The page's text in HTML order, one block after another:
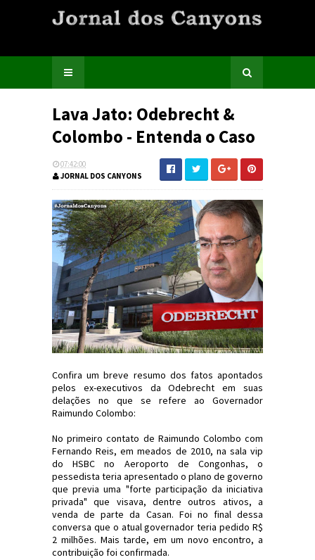
Lava Jato: Odebrecht &
Colombo - Entenda o Caso
07:42:00
JORNAL DOS CANYONS
Confira um breve resumo dos fatos apontados
pelos ex-executivos da Odebrecht em suas
delações no que se refere ao Governador
Raimundo Colombo:
No primeiro contato de Raimundo Colombo com
Fernando Reis, em meados de 2010, na sala vip
do HSBC no Aeroporto de Congonhas, o
pessedista teria apresentado o plano de governo
que previa uma "forte participação da iniciativa
privada" que visava, dentre outros ativos, a
venda de parte da Casan. Foi no final dessa
conversa que o atual governador teria pedido R$
2 milhões. Mais tarde, em um novo encontro, a
contribuição foi confirmada.